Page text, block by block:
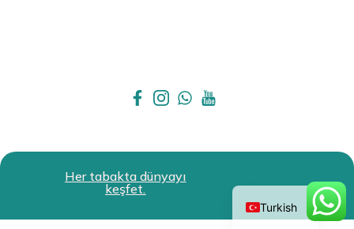
RestokitHer tabakta dünyayı
keşfet.
Turkish